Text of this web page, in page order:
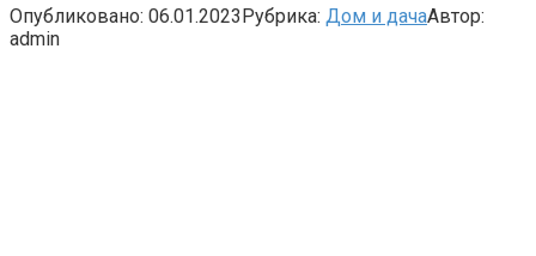
Опубликовано: 06.01.2023Рубрика: Дом и дачаАвтор:
admin